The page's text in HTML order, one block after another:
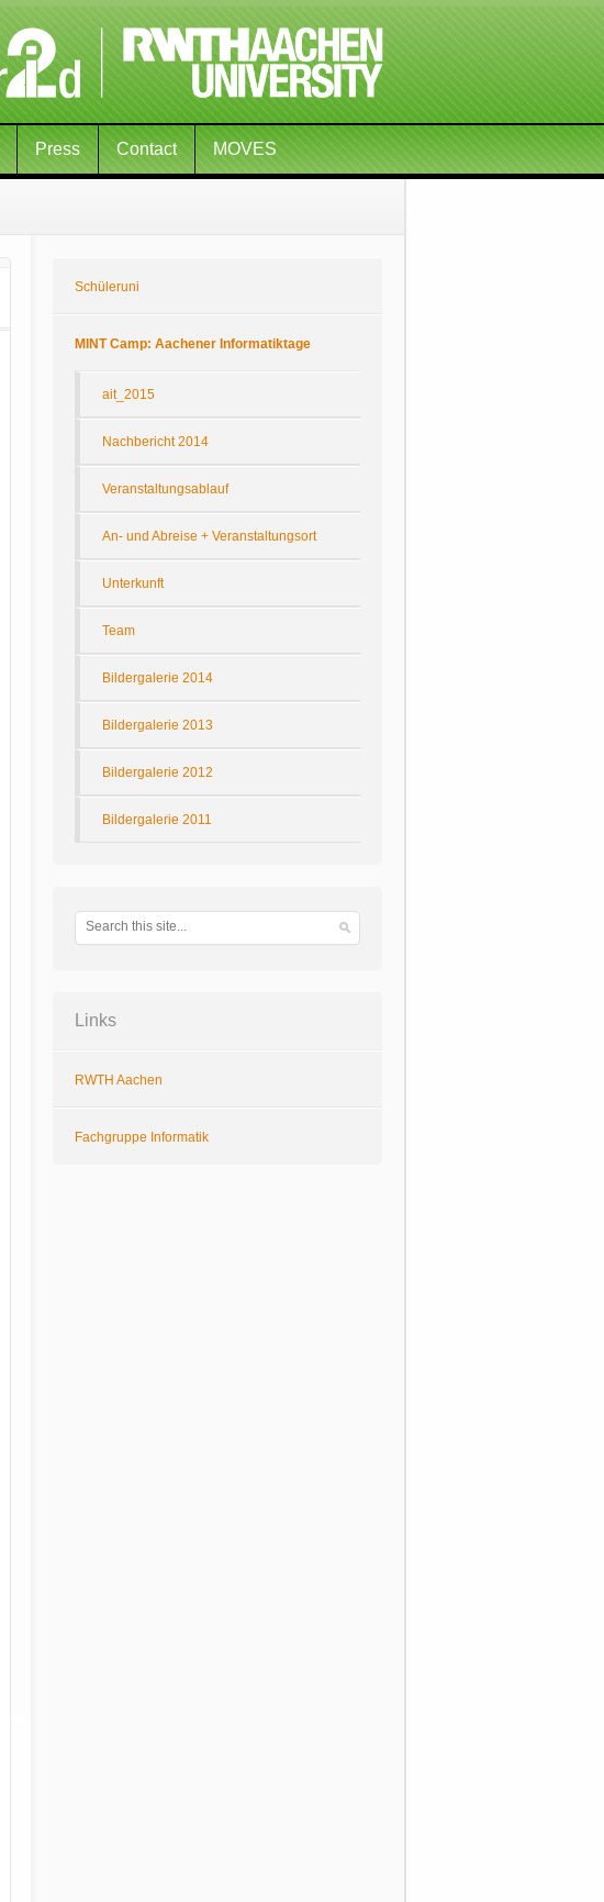
Press Contact MOVES
Schüleruni
MINT Camp: Aachener Informatiktage
ait_2015
Nachbericht 2014
Veranstaltungsablauf
An- und Abreise + Veranstaltungsort
Unterkunft
Team
Bildergalerie 2014
Bildergalerie 2013
Bildergalerie 2012
Bildergalerie 2011
Links
RWTH Aachen
Fachgruppe Informatik